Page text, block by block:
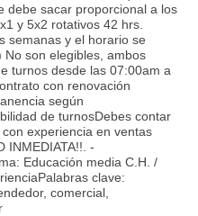
debe sacar proporcional a los
y 5x2 rotativos 42 hrs.
semanas y el horario se
son elegibles, ambos
turnos desde las 07:00am a
con renovación
según
de turnosDebes contar
experiencia en ventas
INMEDIATA!!. -
Educación media C.H. /
clave:
comercial,